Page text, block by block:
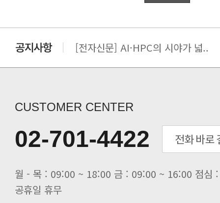
[전자신문] AI·HPC의 시야가 넓..
[전자신문] “민감 데이터도 안심하
[전자신문] 테라텍과 함께 최적의
[전자신문] AI 인프라 써보고 결정..
[전자신문] 공영삼 테라텍 대표 “단..
[전자신문] 당신의 AI GPU, 지..
CUSTOMER CENTER
02-701-4422
공휴일 휴무